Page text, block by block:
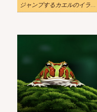
ジャンプするカエルのイラスト